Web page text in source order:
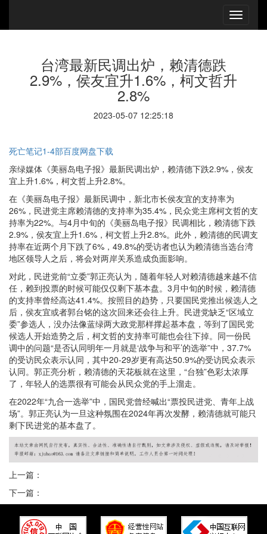
台湾最新民调出炉，赖清德跌
2.9%，侯友宜升1.6%，柯文哲升
2.8%
2023-05-07 12:25:18
死亡笔记1-4部百度网盘下载
亲绿媒体《美丽岛电子报》最新民调出炉，赖清德下跌2.9%，侯友
宜上升1.6%，柯文哲上升2.8%。
在《美丽岛电子报》最新民调中，新北市长侯友宜的支持率为
26%，民进党主席赖清德的支持率为35.4%，民众党主席柯文哲的支
持率为22%。与4月中旬的《美丽岛电子报》民调相比，赖清德下跌
2.9%，侯友宜上升1.6%，柯文哲上升2.8%。此外，赖清德的民调支
持率在近两个月下跌了6%，49.8%的受访者也认为赖清德当选台湾
地区领导人之后，将会对两岸关系造成负面影响。
对此，民进党前“立委”郭正亮认为，随着年轻人对赖清德越来越不信
任，赖到投票的时候可能仅仅剩下基本盘。3月中旬的时候，赖清德
的支持率曾经高达41.4%。按照目的趋势，只要国民党推出候选人之
后，侯友宜或者郭台铭的这次回来还会往上升。民进党缺乏“区域立
委”参选人，没办法像蓝绿两大政党那样撑起基本盘，等到了国民党
候选人开始造势之后，柯文哲的支持率可能也会往下掉。同一份民
调中的问题“是否认同明年一月就是‘战争与和平’的选举”中，37.7%
的受访民众表示认同，其中20-29岁更有高达50.9%的受访民众表示
认同。郭正亮分析，赖清德的天花板就在这里，“台独”色彩太浓厚
了，年轻人的选票很有可能会从民众党的手上溜走。
在2022年“九合一选举”中，国民党曾经喊出“票投民进党、青年上战
场”。郭正亮认为一旦这种氛围在2024年再次发酵，赖清德就可能只
剩下民进党的基本盘了。
上一篇：
下一篇：